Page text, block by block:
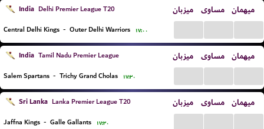
India Delhi Premier League T20 میزبان مساوی میهمان
Central Delhi Kings - Outer Delhi Warriors ۱۷:۰۰
India Tamil Nadu Premier League میزبان مساوی میهمان
Salem Spartans - Trichy Grand Cholas ۱۷:۳۰
Sri Lanka Lanka Premier League T20 میزبان مساوی میهمان
Jaffna Kings - Galle Gallants ۱۷:۳۰